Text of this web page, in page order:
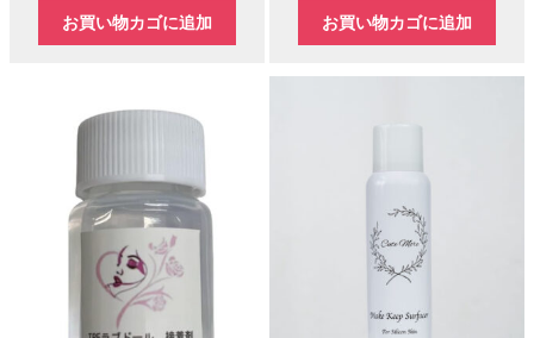
お買い物カゴに追加 お買い物カゴに追加